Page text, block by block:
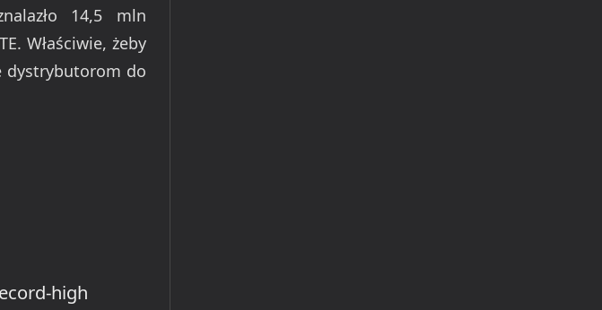
14,5 mln
Właściwie, żeby
dystrybutorom do
high